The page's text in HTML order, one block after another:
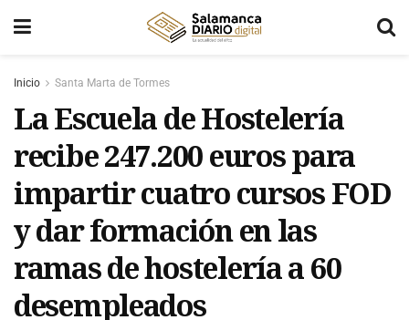
Inicio Santa Marta de Tormes
La Escuela de Hostelería
recibe 247.200 euros para
impartir cuatro cursos FOD
y dar formación en las
ramas de hostelería a 60
desempleados